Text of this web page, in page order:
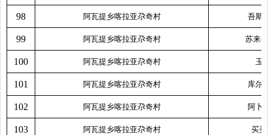
98 阿瓦提乡喀拉亚尕奇村 吾斯
99 阿瓦提乡喀拉亚尕奇村 苏来
100 阿瓦提乡喀拉亚尕奇村 玉
101 阿瓦提乡喀拉亚尕奇村 库尔
102 阿瓦提乡喀拉亚尕奇村 阿卜
103 阿瓦提乡喀拉亚尕奇村 买买